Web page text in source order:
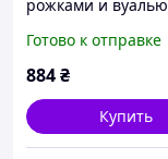
рожками и вуалью
Готово к отправке
884₴
Купить